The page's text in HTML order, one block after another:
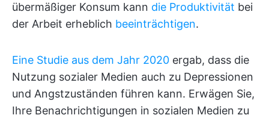
übermäßiger Konsum kann die Produktivität bei
der Arbeit erheblich beeinträchtigen.
Eine Studie aus dem Jahr 2020 ergab, dass die
Nutzung sozialer Medien auch zu Depressionen
und Angstzuständen führen kann. Erwägen Sie,
Ihre Benachrichtigungen in sozialen Medien zu